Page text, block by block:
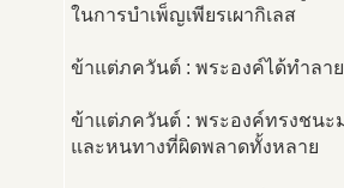
ในการบำเพ็ญเพียรเผากิเลส
ข้าแต่ภควันต์ : พระองค์ได้ทำล
ข้าแต่ภควันต์ : พระองค์ทรงชนะ
และหนทางที่ผิดพลาดทั้งหลาย